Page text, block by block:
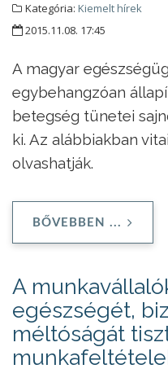
Kategória: Kiemelt hírek
2015.11.08. 17:45
A magyar
egybehangzóan
betegség tünetei
ki. Az alábbiakban
olvashatják.
BŐVEBBEN ...
A
egészségét,
méltóságát